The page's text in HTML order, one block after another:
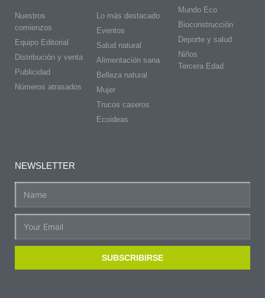
Nuestros
comienzos
Equipo Editorial
Distribución y venta
Publicidad
Números atrasados
Lo más destacado
Eventos
Salud natural
Alimentación sana
Belleza natural
Mujer
Trucos caseros
Ecoideas
Mundo Eco
Bioconstrucción
Deporte y salud
Niños
Tercera Edad
NEWSLETTER
SUBSCRIBIRSE